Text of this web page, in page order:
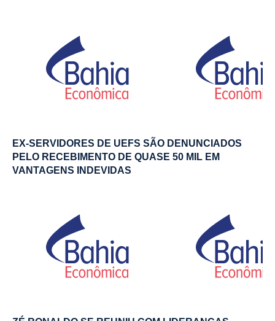
EX-SERVIDORES DE UEFS SÃO DENUNCIADOS
PELO RECEBIMENTO DE QUASE 50 MIL EM
VANTAGENS INDEVIDAS